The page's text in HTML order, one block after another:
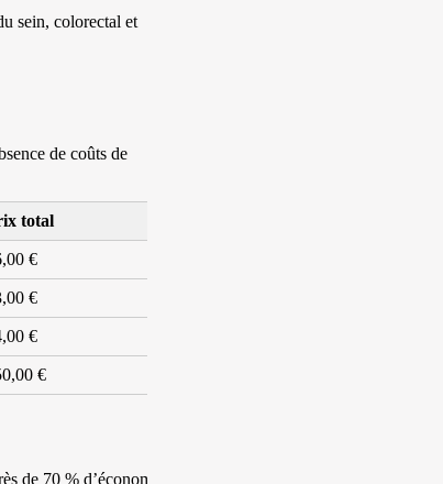
sein, colorectal et
de coûts de
total
€
€
€
€
de 70 % d’économie